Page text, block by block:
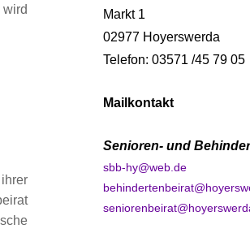
Markt 1
02977 Hoyerswerda
Telefon: 03571 /45 79 05
Mailkontakt
Senioren- und
sbb-hy@web.de